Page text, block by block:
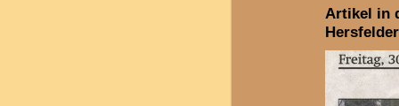
Artikel in